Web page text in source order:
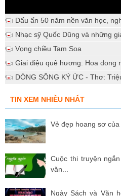
Dấu ấn 50 năm nền văn học,
Nhạc sỹ Quốc Dũng và những
Vọng chiều Tam Soa
Giai điệu quê hương: Hoa dong
DÒNG SÔNG KÝ ỨC - Thơ:
TIN XEM NHIỀU NHẤT
Vẻ đẹp hoang sơ
Cuộc thi truyện
văn...
Ngày Sách và Văn